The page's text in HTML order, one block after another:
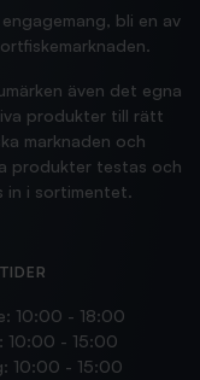
bli en av
även det egna
produkter till rätt
marknaden och
produkter testas och
in i sortimentet.
10:00 - 18:00
10:00 - 15:00
10:00 - 15:00